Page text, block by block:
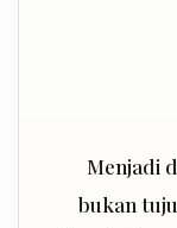
Menjadi
bukan